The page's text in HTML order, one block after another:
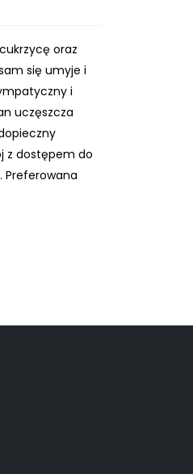
oraz
się umyje i
i
uczęszcza
z dostępem do
Preferowana